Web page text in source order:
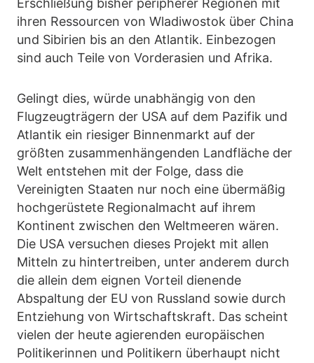
Erschließung bisher peripherer Regionen mit
ihren Ressourcen von Wladiwostok über China
und Sibirien bis an den Atlantik. Einbezogen
sind auch Teile von Vorderasien und Afrika.
Gelingt dies, würde unabhängig von den
Flugzeugträgern der USA auf dem Pazifik und
Atlantik ein riesiger Binnenmarkt auf der
größten zusammenhängenden Landfläche der
Welt entstehen mit der Folge, dass die
Vereinigten Staaten nur noch eine übermäßig
hochgerüstete Regionalmacht auf ihrem
Kontinent zwischen den Weltmeeren wären.
Die USA versuchen dieses Projekt mit allen
Mitteln zu hintertreiben, unter anderem durch
die allein dem eignen Vorteil dienende
Abspaltung der EU von Russland sowie durch
Entziehung von Wirtschaftskraft. Das scheint
vielen der heute agierenden europäischen
Politikerinnen und Politikern überhaupt nicht